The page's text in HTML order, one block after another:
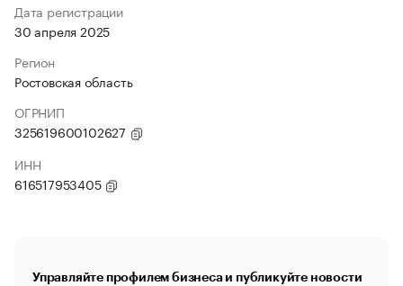
Дата регистрации
30 апреля 2025
Регион
Ростовская область
ОГРНИП
325619600102627
ИНН
616517953405
Управляйте профилем бизнеса и публикуйте новости